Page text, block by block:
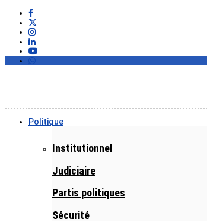
Politique
Institutionnel
Judiciaire
Partis politiques
Sécurité